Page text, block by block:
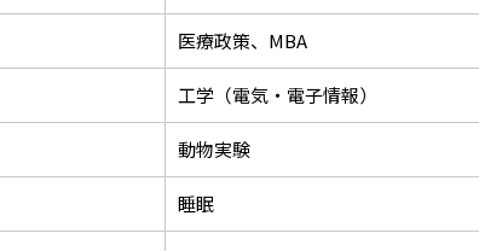
医療政策、MBA
工学（電気・電子情報）
動物実験
睡眠